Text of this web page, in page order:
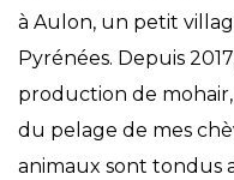
à Aulon, un petit
Pyrénées. Depuis
production de
du pelage de mes
animaux sont tondus